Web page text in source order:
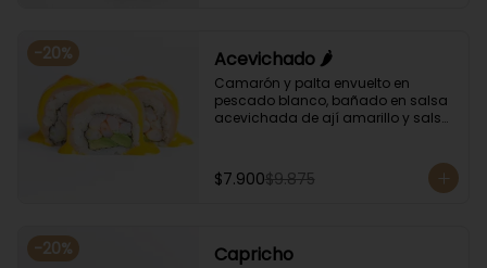
-20% Acevichado 🌶️
Camarón y palta envuelto en
pescado blanco, bañado en salsa
acevichada de ají amarillo y salsa
$7.900$9.875
-20% Capricho